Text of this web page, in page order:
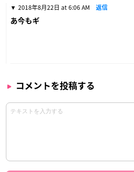
2018年8月22日 at 6:06 AM 返信
あ今もギ
コメントを投稿する